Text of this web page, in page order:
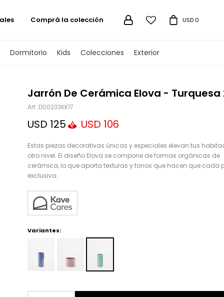
Dormitorio Kids Colecciones Exterior
 USD 0
Comprá la colección
Jarrón De Cerámica Elova -
D00233KK17
USD 125 USD 106
Estas piezas decorativas únicas y especiales elevan tus
otro nivel. El diseño Elova se compone de formas orgánicas de
cerámica, lo que aporta texturas y tonos que hacen que cada
exclusiva.
Variantes: